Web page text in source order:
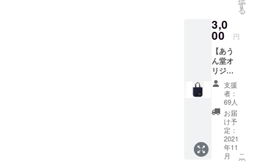
をお送
りいた
しま
す。 ※
製造
者：(有)
三協印
カトウ
食品
（函館
市） ※
常温保
存可
能、賞
個）※モ
カベー
スの呑
みやす
さ モ
カ
ベース
コロ
ンビア
ブラ
ジル ■
プレミ
アム（2
個）※マ
ニアも
木瞬デ
ザイン
ステッ
カー
（W55
mm×H4
6mm）
＊
2019年
開催展
示会
（＠あ
うん
堂）記
い。 ※
支援金
額は、
申し込
み時に
「上乗
せ支
援」が
可能で
す。 も
ちろ
ん、お
気持ち
で構い
チ付き
トート
に、革
製プ
レート
にレー
ザー刻
印した
あうん
堂ロゴ
を縫い
付けて
いま
せてい
ただき
ます。
プロ
ジェク
ト終了
後ホー
ルから
感謝の
メール
をお送
りいた
しま
す。
す
る
3,0
00 円
【あう
ん堂オ
リジナ
ルトー
トバッ
グ】 A4
サイズ
がすっ
ぽり入
る、マ
チ付き
トート
支援
者：
69人
お届
け予
定：
2021
年11
月
こ